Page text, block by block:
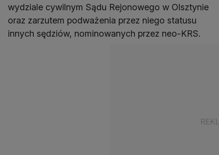
wydziale cywilnym Sądu Rejonowego w Olsztynie
oraz zarzutem podważenia przez niego statusu
innych sędziów, nominowanych przez neo-KRS.